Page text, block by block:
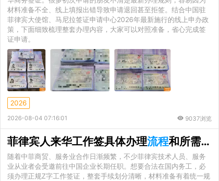
材料准备不全、线上填报出错导致申请退回甚至拒签。结合中国驻
菲律宾大使馆、马尼拉签证申请中心2026年最新施行的线上申办政
策，下面细致梳理整套办理内容，大家可以对照准备，省心完成签
证申请。
2026
2026-08-04 07:16:01 9037浏览
菲律宾人来华工作签具体办理流程和所需材料完整详解
随着中菲商贸、服务业合作日渐频繁，不少菲律宾技术人员、服务
业从业者会受邀前往中国企业长期任职。想要合法在国内务工，必
须办理正规Z字工作签证，整套手续划分清晰，材料准备有着统一规